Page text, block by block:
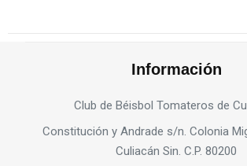
Información
Club de Béisbol Tomateros de
Constitución y Andrade s/n. Colonia
Culiacán Sin. C.P. 80200